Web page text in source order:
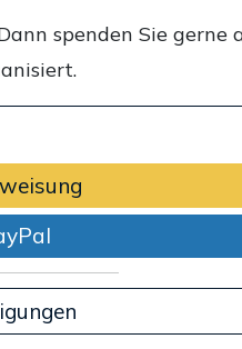
spenden Sie gerne